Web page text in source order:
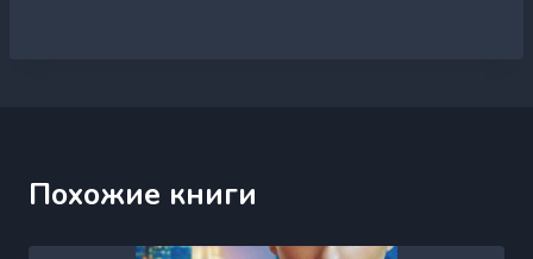
Похожие книги